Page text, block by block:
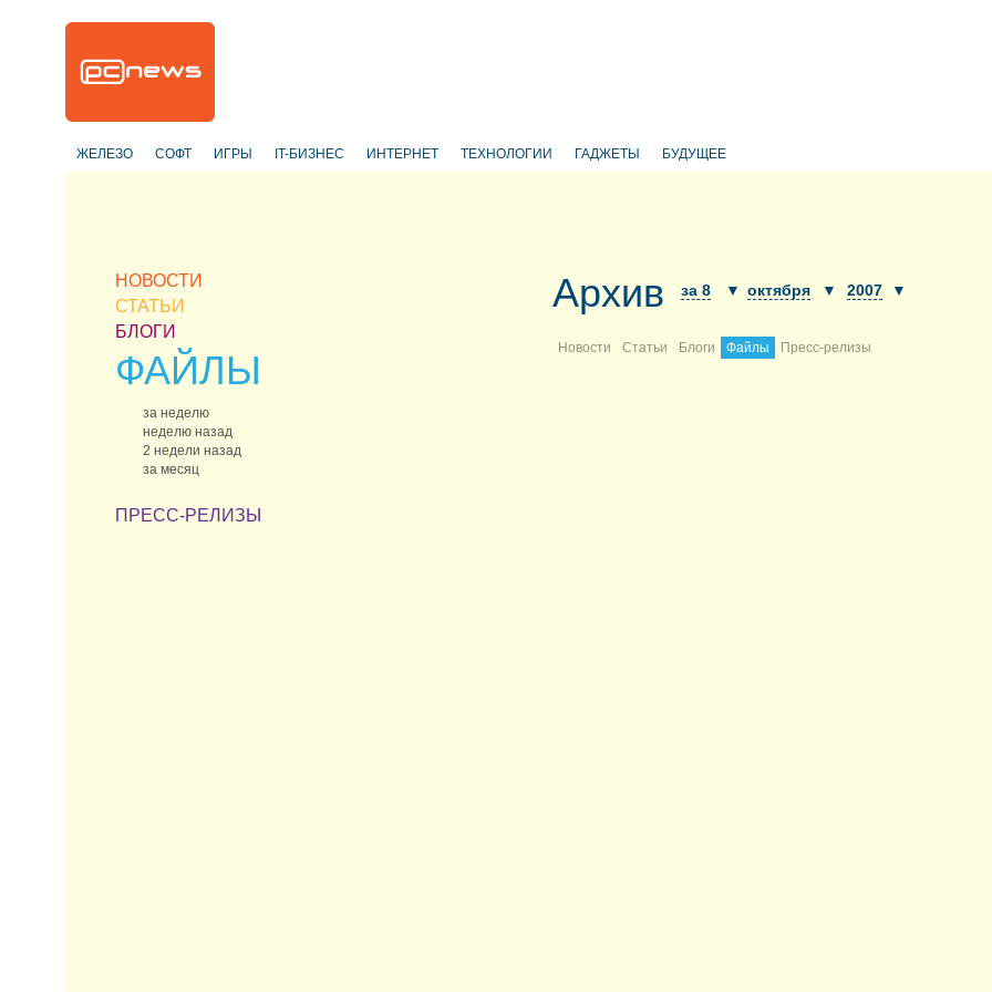
ЖЕЛЕЗО СОФТ ИГРЫ IT-БИЗНЕС ИНТЕРНЕТ ТЕХНОЛОГИИ ГАДЖЕТЫ БУДУЩЕЕ
НОВОСТИ
СТАТЬИ
БЛОГИ
ФАЙЛЫ
за неделю
неделю назад
2 недели назад
за месяц
ПРЕСС-РЕЛИЗЫ
Архив за 8 ▼ октября ▼ 2007 ▼
Новости Статьи Блоги Файлы Пресс-релизы